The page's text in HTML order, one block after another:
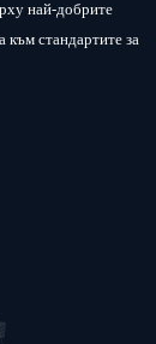
най-добрите
стандартите за